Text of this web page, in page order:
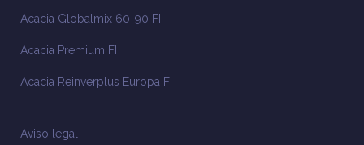
Acacia Globalmix 60-90 FI
Acacia Premium FI
Acacia Reinverplus Europa FI
Aviso legal